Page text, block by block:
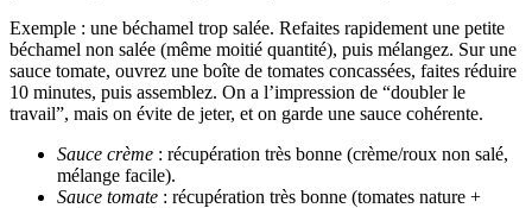
Exemple : une béchamel trop salée. Refaites rapidement une petite
béchamel non salée (même moitié quantité), puis mélangez. Sur une
sauce tomate, ouvrez une boîte de tomates concassées, faites réduire
10 minutes, puis assemblez. On a l’impression de “doubler le
travail”, mais on évite de jeter, et on garde une sauce cohérente.
Sauce crème : récupération très bonne (crème/roux non salé,
mélange facile).
Sauce tomate : récupération très bonne (tomates nature +